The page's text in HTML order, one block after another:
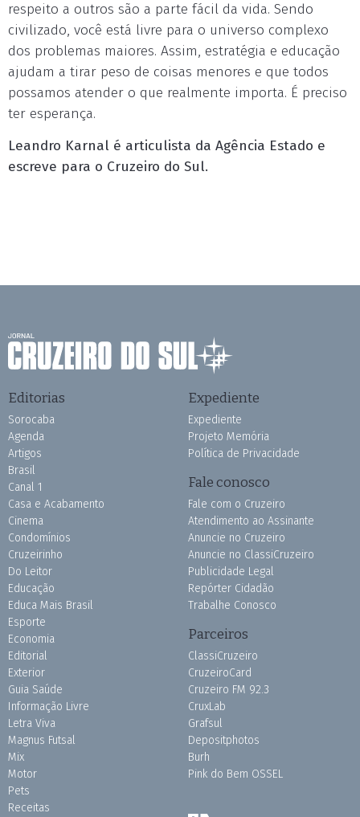
respeito a outros são a parte fácil da vida. Sendo
civilizado, você está livre para o universo complexo
dos problemas maiores. Assim, estratégia e educação
ajudam a tirar peso de coisas menores e que todos
possamos atender o que realmente importa. É preciso
ter esperança.
Leandro Karnal é articulista da Agência Estado e
escreve para o Cruzeiro do Sul.
Editorias
Sorocaba
Agenda
Artigos
Brasil
Canal 1
Casa e Acabamento
Cinema
Condomínios
Cruzeirinho
Do Leitor
Educação
Educa Mais Brasil
Esporte
Economia
Editorial
Exterior
Guia Saúde
Informação Livre
Letra Viva
Magnus Futsal
Mix
Motor
Pets
Receitas
Expediente
Expediente
Projeto Memória
Política de Privacidade
Fale conosco
Fale com o Cruzeiro
Atendimento ao Assinante
Anuncie no Cruzeiro
Anuncie no ClassiCruzeiro
Publicidade Legal
Repórter Cidadão
Trabalhe Conosco
Parceiros
ClassiCruzeiro
CruzeiroCard
Cruzeiro FM 92.3
CruxLab
Grafsul
Depositphotos
Burh
Pink do Bem OSSEL